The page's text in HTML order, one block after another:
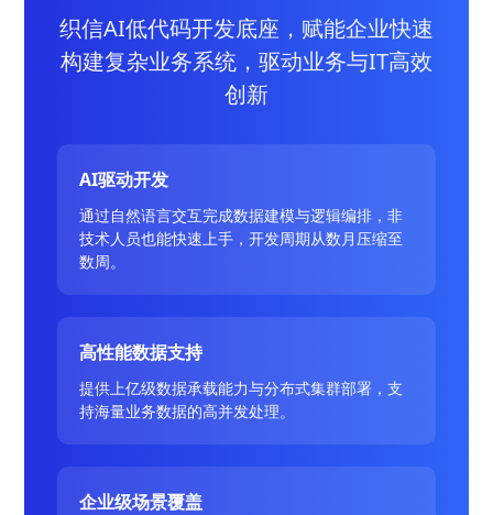
织信AI低代码开发底座，赋能企业快速
构建复杂业务系统，驱动业务与IT高效
创新
AI驱动开发
通过自然语言交互完成数据建模与逻辑编排，非
技术人员也能快速上手，开发周期从数月压缩至
数周。
高性能数据支持
提供上亿级数据承载能力与分布式集群部署，支
持海量业务数据的高并发处理。
企业级场景覆盖